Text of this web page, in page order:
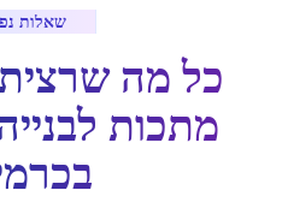
שאלות
כל מה
מתכות
ב